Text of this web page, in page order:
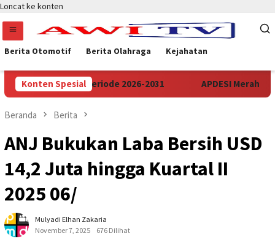
Loncat ke konten
Berita Otomotif Berita Olahraga Kejahatan
Konten Spesial
Banten Periode 2026-2031 APDESI Merah Putih
Beranda Berita
ANJ Bukukan Laba Bersih USD
14,2 Juta hingga Kuartal II
2025 06/
Mulyadi Elhan Zakaria
November 7, 2025
676 Dilihat